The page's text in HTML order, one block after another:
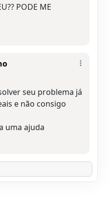
PODE ME
seu problema já
e não consigo
uma ajuda